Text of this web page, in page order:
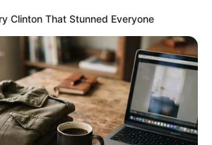
Control While Kissing Each
Clinton That Stunned Everyone